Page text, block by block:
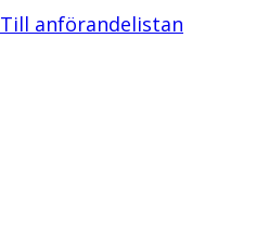
Till anförandelistan